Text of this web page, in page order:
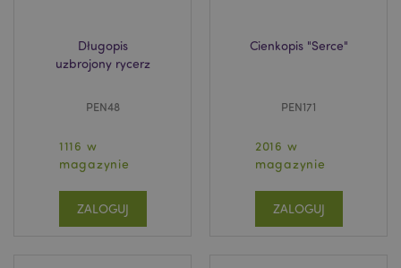
Długopis
uzbrojony rycerz
PEN48
1116 w
magazynie
ZALOGUJ
Cienkopis "Serce"
PEN171
2016 w
magazynie
ZALOGUJ